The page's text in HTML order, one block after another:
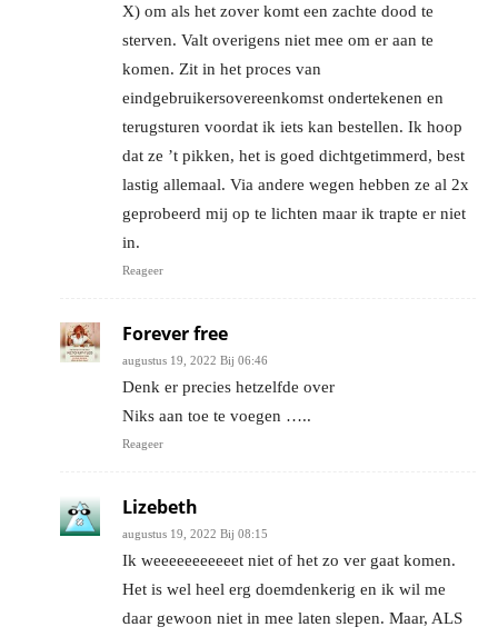
X) om als het zover komt een zachte dood te
sterven. Valt overigens niet mee om er aan te
komen. Zit in het proces van
eindgebruikersovereenkomst ondertekenen en
terugsturen voordat ik iets kan bestellen. Ik hoop
dat ze ’t pikken, het is goed dichtgetimmerd, best
lastig allemaal. Via andere wegen hebben ze al 2x
geprobeerd mij op te lichten maar ik trapte er niet
in.
Reageer
Forever free
augustus 19, 2022 Bij 06:46
Denk er precies hetzelfde over
Niks aan toe te voegen …..
Reageer
Lizebeth
augustus 19, 2022 Bij 08:15
Ik weeeeeeeeeeet niet of het zo ver gaat komen.
Het is wel heel erg doemdenkerig en ik wil me
daar gewoon niet in mee laten slepen. Maar, ALS